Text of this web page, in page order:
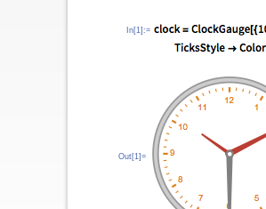
In[1]:=
Out[1]=